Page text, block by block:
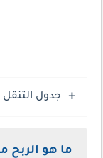
جدول التنقل
ما هو الربح